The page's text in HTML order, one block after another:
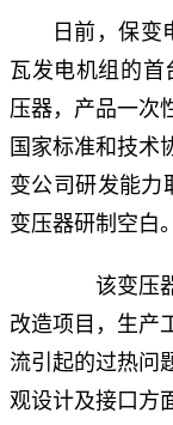
日前，保变
瓦发电机组的首
压器，产品一次
国家标准和技术
变公司研发能力
变压器研制空白。
该变压器
改造项目，生产
流引起的过热问
观设计及接口方